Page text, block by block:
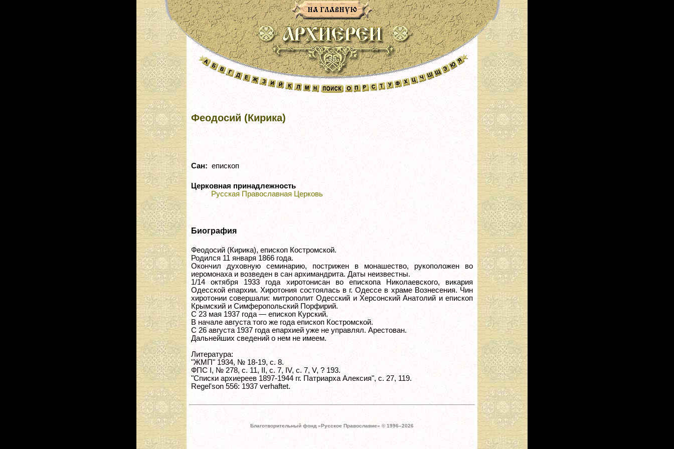
Феодосий (Кирика)
Сан: епископ
Церковная принадлежность
Русская Православная Церковь
Биография
Феодосий (Кирика), епископ Костромской.
Родился 11 января 1866 года.
Окончил духовную семинарию, пострижен в монашество, рукоположен во
иеромонаха и возведен в сан архимандрита. Даты неизвестны.
1/14 октября 1933 года хиротонисан во епископа Николаевского, викария
Одесской епархии. Хиротония состоялась в г. Одессе в храме Вознесения. Чин
хиротонии совершали: митрополит Одесский и Херсонский Анатолий и епископ
Крымский и Симферопольский Порфирий.
С 23 мая 1937 года — епископ Курский.
В начале августа того же года епископ Костромской.
С 26 августа 1937 года епархией уже не управлял. Арестован.
Дальнейших сведений о нем не имеем.
Литература:
"ЖМП" 1934, № 18-19, с. 8.
ФПС I, № 278, с. 11, II, с. 7, IV, с. 7, V, ? 193.
"Списки архиереев 1897-1944 гг. Патриарха Алексия", с. 27, 119.
Regel'son 556: 1937 verhaftet.
Благотворительный фонд «Русское Православие» © 1996–2026